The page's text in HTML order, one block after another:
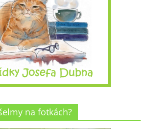
na fotkách?